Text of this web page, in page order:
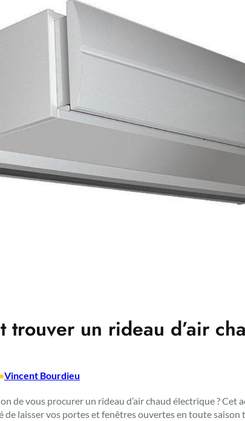
trouver un rideau d’air
•Vincent Bourdieu
de vous procurer un rideau d’air chaud électrique ? Cet
de laisser vos portes et fenêtres ouvertes en toute